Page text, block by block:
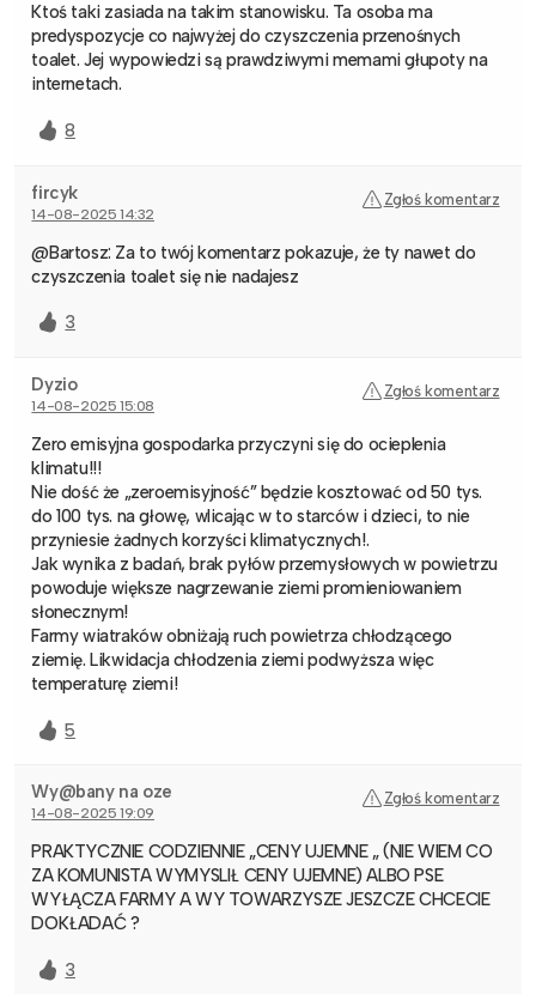
Ktoś taki zasiada na takim stanowisku. Ta osoba ma
predyspozycje co najwyżej do czyszczenia przenośnych
toalet. Jej wypowiedzi są prawdziwymi memami głupoty na
internetach.
8
fircyk
14-08-2025 14:32
Zgłoś komentarz
@Bartosz: Za to twój komentarz pokazuje, że ty nawet do
czyszczenia toalet się nie nadajesz
3
Dyzio
14-08-2025 15:08
Zgłoś komentarz
Zero emisyjna gospodarka przyczyni się do ocieplenia
klimatu!!!
Nie dość że „zeroemisyjność” będzie kosztować od 50 tys.
do 100 tys. na głowę, wlicając w to starców i dzieci, to nie
przyniesie żadnych korzyści klimatycznych!.
Jak wynika z badań, brak pyłów przemysłowych w powietrzu
powoduje większe nagrzewanie ziemi promieniowaniem
słonecznym!
Farmy wiatraków obniżają ruch powietrza chłodzącego
ziemię. Likwidacja chłodzenia ziemi podwyższa więc
temperaturę ziemi!
5
Wy@bany na oze
14-08-2025 19:09
Zgłoś komentarz
PRAKTYCZNIE CODZIENNIE „CENY UJEMNE „ (NIE WIEM CO
ZA KOMUNISTA WYMYSLIŁ CENY UJEMNE) ALBO PSE
WYŁĄCZA FARMY A WY TOWARZYSZE JESZCZE CHCECIE
DOKŁADAĆ ?
3